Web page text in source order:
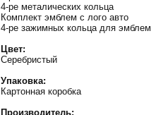
4-ре металических кольца
Комплект эмблем с лого авто
4-ре зажимных кольца для эмблем
Цвет:
Серебристый
Упаковка:
Картонная коробка
Производитель: